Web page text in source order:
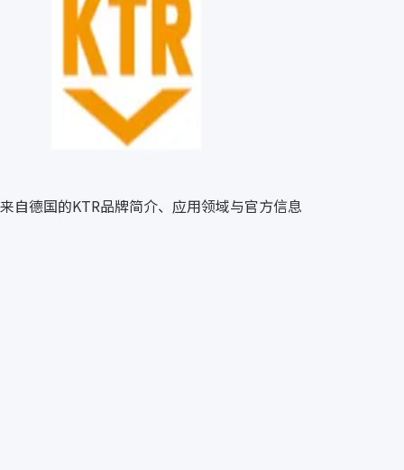
来自德国的KTR品牌简介、应用领域与官方信息